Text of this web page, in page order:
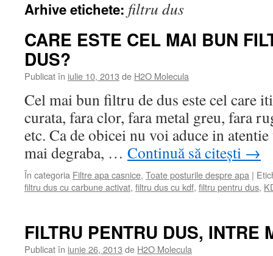
Arhive etichete: filtru dus
CARE ESTE CEL MAI BUN
DUS?
Publicat în iulie 10, 2013 de H2O Molecula
Cel mai bun filtru de dus este cel care
curata, fara clor, fara metal greu, fara
etc. Ca de obicei nu voi aduce in
mai degraba, … Continuă să citești →
În categoria Filtre apa casnice, Toate posturile despre apa |
filtru dus cu carbune activat, filtru dus cu kdf, filtru pentru dus,
FILTRU PENTRU DUS,
Publicat în iunie 26, 2013 de H2O Molecula